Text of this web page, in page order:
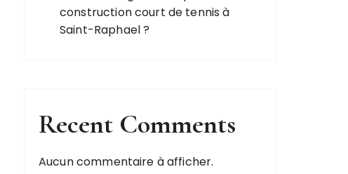
construction court de tennis à
Saint-Raphael ?
Recent Comments
Aucun commentaire à afficher.